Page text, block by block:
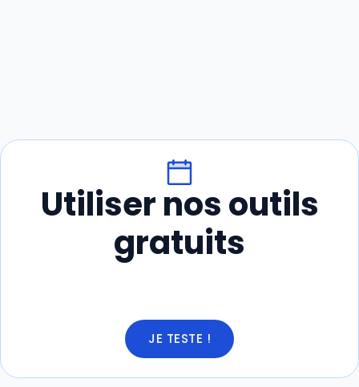
Utiliser nos outils
gratuits
JE TESTE !